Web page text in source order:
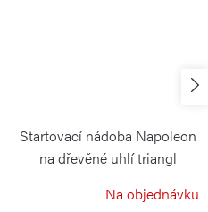
Startovací nádoba Napoleon
na dřevěné uhlí triangl
Na objednávku